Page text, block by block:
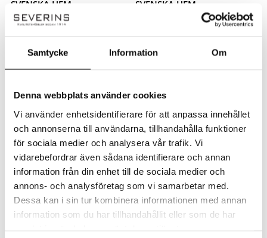
Samtycke Information Om
Denna webbplats använder cookies
Vi använder enhetsidentifierare för att anpassa innehållet
och annonserna till användarna, tillhandahålla funktioner
för sociala medier och analysera vår trafik. Vi
vidarebefordrar även sådana identifierare och annan
information från din enhet till de sociala medier och
annons- och analysföretag som vi samarbetar med.
Dessa kan i sin tur kombinera informationen med annan
information som du har tillhandahållit eller som de har
SVENSKA HEM
EX 101+105+101 soffa
33 785kr
SVENSKA HEM
EX 102+102 soffa
23 190